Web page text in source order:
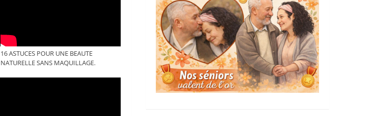
16 ASTUCES POUR UNE BEAUTE
NATURELLE SANS MAQUILLAGE.